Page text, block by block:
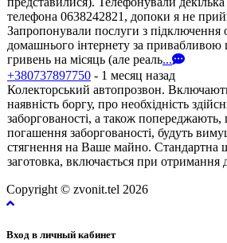
телефона 0638242821, допоки я не
Запропонували послуги з підключення
домашнього інтернету за привабливою
гривень на місяць (але реаль...
+380737897750 - 1 месяц назад
Колекторський автопрозвон.
наявність боргу, про необхідність
заборгованості, а також попереджають,
погашення заборгованості, будуть
стягнення на Ваше майно. Стандартна
заготовка, включається при отримання
Copyright © zvonit.tel 2026
Вход в личный кабинет